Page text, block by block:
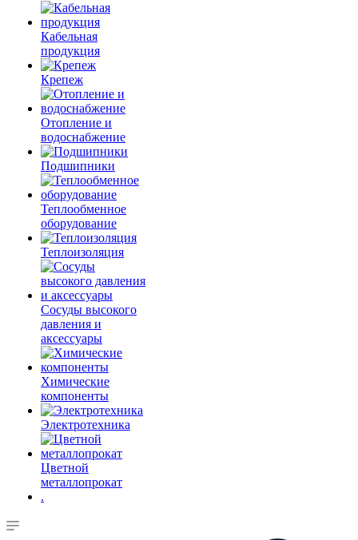
Кабельная
продукция
Крепеж
Отопление и
водоснабжение
Подшипники
Теплообменное
оборудование
Теплоизоляция
Сосуды высокого
давления и
аксессуары
Химические
компоненты
Электротехника
Цветной
металлопрокат
.